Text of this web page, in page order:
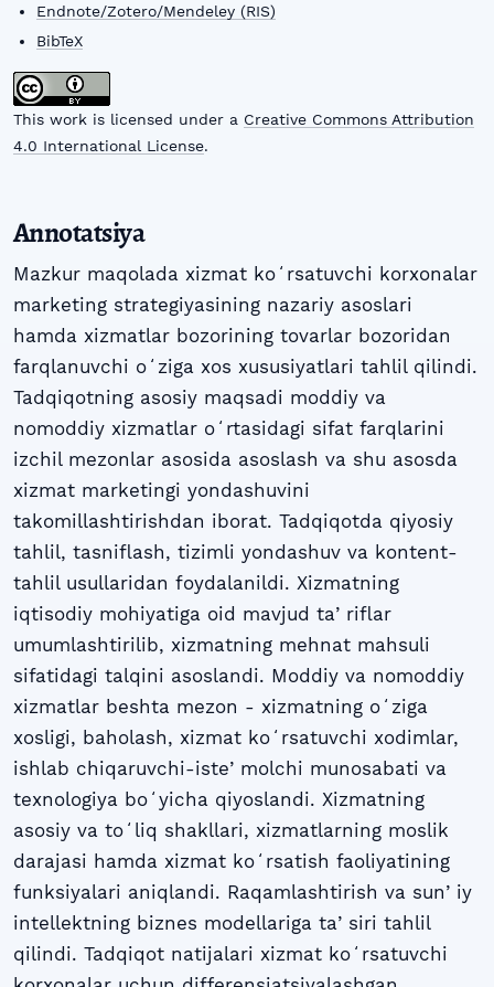
Endnote/Zotero/Mendeley (RIS)
BibTeX
This work is licensed under a Creative Commons Attribution
4.0 International License.
Annotatsiya
Mazkur maqolada xizmat koʻrsatuvchi korxonalar
marketing strategiyasining nazariy asoslari
hamda xizmatlar bozorining tovarlar bozoridan
farqlanuvchi oʻziga xos xususiyatlari tahlil qilindi.
Tadqiqotning asosiy maqsadi moddiy va
nomoddiy xizmatlar oʻrtasidagi sifat farqlarini
izchil mezonlar asosida asoslash va shu asosda
xizmat marketingi yondashuvini
takomillashtirishdan iborat. Tadqiqotda qiyosiy
tahlil, tasniflash, tizimli yondashuv va kontent-
tahlil usullaridan foydalanildi. Xizmatning
iqtisodiy mohiyatiga oid mavjud taʼriflar
umumlashtirilib, xizmatning mehnat mahsuli
sifatidagi talqini asoslandi. Moddiy va nomoddiy
xizmatlar beshta mezon - xizmatning oʻziga
xosligi, baholash, xizmat koʻrsatuvchi xodimlar,
ishlab chiqaruvchi-isteʼmolchi munosabati va
texnologiya boʻyicha qiyoslandi. Xizmatning
asosiy va toʻliq shakllari, xizmatlarning moslik
darajasi hamda xizmat koʻrsatish faoliyatining
funksiyalari aniqlandi. Raqamlashtirish va sunʼiy
intellektning biznes modellariga taʼsiri tahlil
qilindi. Tadqiqot natijalari xizmat koʻrsatuvchi